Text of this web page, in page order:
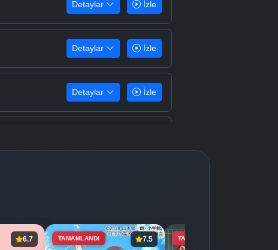
Detaylar İzle
Detaylar İzle
Detaylar İzle
Detaylar İzle
6.7 TAMAMLANDI 7.5 TAMAMLANDI